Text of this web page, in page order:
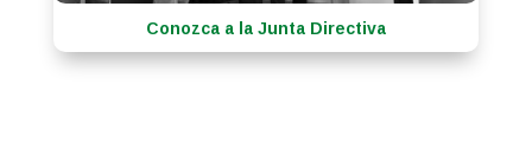
Conozca a la Junta Directiva